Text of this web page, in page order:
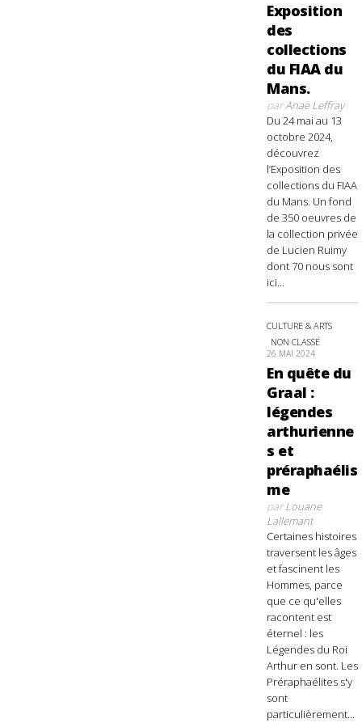
Exposition
des
collections
du FIAA du
Mans.
parAnaë Leffray
Du 24 mai au 13
octobre 2024,
découvrez
l’Exposition des
collections du FIAA
du Mans. Un fond
de 350 oeuvres de
la collection privée
de Lucien Ruimy
dont 70 nous sont
ici...
CULTURE & ARTS
NON CLASSÉ
26 MAI 2024
En quête du
Graal :
légendes
arthurienne
s et
préraphaélis
me
parLouane
Lallemant
Certaines histoires
traversent les âges
et fascinent les
Hommes, parce
que ce qu'elles
racontent est
éternel : les
Légendes du Roi
Arthur en sont. Les
Préraphaélites s'y
sont
particulièrement...